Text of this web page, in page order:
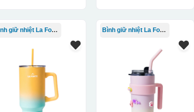
hay các vật phẩm quà tặng khác. Kỹ thuật này cho
nhiều chất liệu và phù hợp cho sản xuất số lượng
ban đầu tương đối cao.
Bình giữ nhiệt La Fonte Bình giữ nhiệt La Fonte